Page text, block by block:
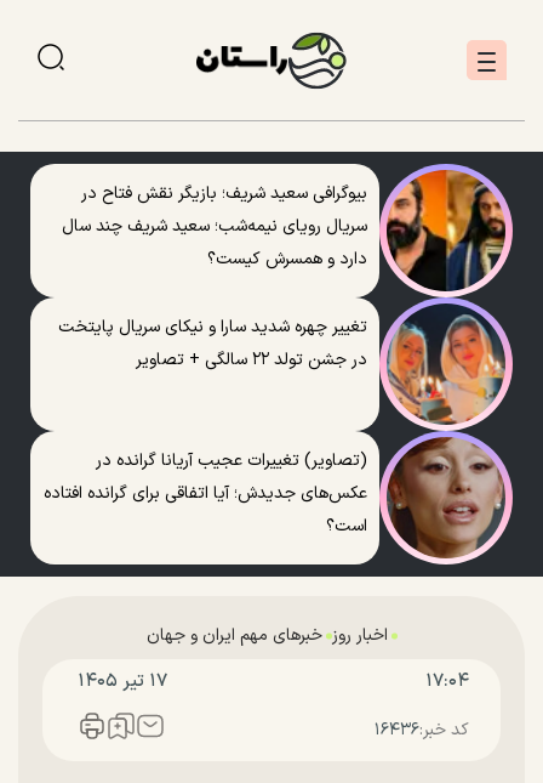
بیوگرافی سعید شریف؛ بازیگر نقش فتاح در
سریال رویای نیمه‌شب؛ سعید شریف چند سال
دارد و همسرش کیست؟
تغییر چهره شدید سارا و نیکای سریال پایتخت
در جشن تولد ۲۲ سالگی + تصاویر
(تصاویر) تغییرات عجیب آریانا گرانده در
عکس‌های جدیدش؛ آیا اتفاقی برای گرانده افتاده
است؟
اخبار روز خبرهای مهم ایران و جهان
۱۷:۰۴ ۱۷ تير ۱۴۰۵
کد خبر:۱۶۴۳۶